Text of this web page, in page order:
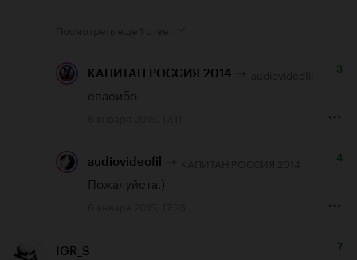
КАПИТАН РОССИЯ 2014 3
спасибо
audiovideofil 4
Пожалуйста.)
IGR_S 7